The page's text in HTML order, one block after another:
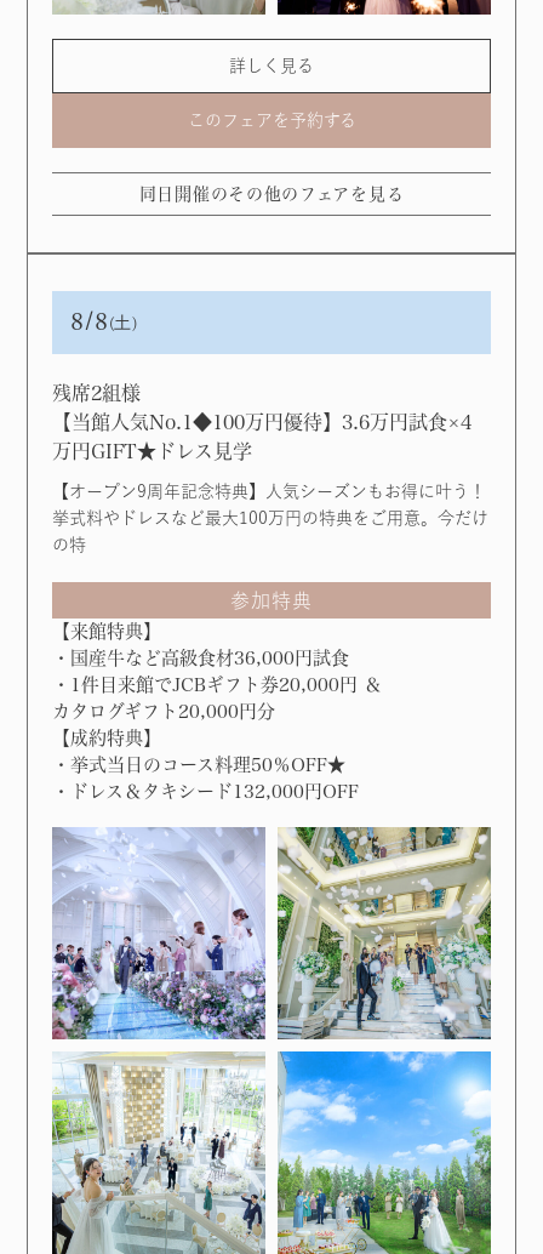
詳しく見る
このフェアを予約する
同日開催のその他のフェアを見る
8/8(土)
残席2組様
【当館人気No.1◆100万円優待】3.6万円試食×4
万円GIFT★ドレス見学
【オープン9周年記念特典】人気シーズンもお得に叶う！
挙式料やドレスなど最大100万円の特典をご用意。今だけ
の特
参加特典
【来館特典】
・国産牛など高級食材36,000円試食
・1件目来館でJCBギフト券20,000円 ＆
カタログギフト20,000円分
【成約特典】
・挙式当日のコース料理50％OFF★
・ドレス＆タキシード132,000円OFF